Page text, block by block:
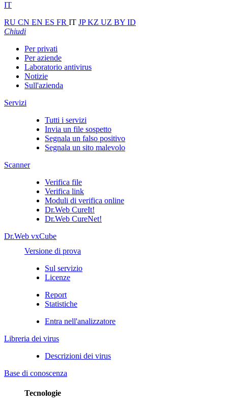
IT
RU CN EN ES FR IT JPKZ UZ BY ID
Chiudi
Per privati
Per aziende
Laboratorio antivirus
Notizie
Sull'azienda
Servizi
Tutti i servizi
Invia un file sospetto
Segnala un falso positivo
Segnala un sito malevolo
Scanner
Verifica file
Verifica link
Moduli di verifica online
Dr.Web CureIt!
Dr.Web CureNet!
Dr.Web vxCube
Versione di prova
Sul servizio
Licenze
Report
Statistiche
Entra nell'analizzatore
Libreria dei virus
Descrizioni dei virus
Base di conoscenza
Tecnologie